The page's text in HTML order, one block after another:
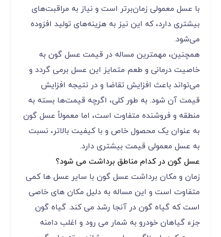
با عسل معمولی زمان‌برتر است و نیاز به مراقبت‌های
بیشتری دارد، که این نیز به هزینه‌های تولید افزوده
می‌شود.
همچنین، مهمترین مساله در قیمت عسل گون به
خاصیت درمانی و طعم متمایز این عسل برمی گردد و
می‌تواند باعث افزایش تقاضا و در نتیجه افزایش
قیمت آن شود. به طور کلی، اگرچه قیمت‌ها بسته به
منطقه و فروشنده متفاوت است، اما معمولاً عسل گون
به عنوان یک محصول خاص و با کیفیت بالاتر، نسبت
به عسل معمولی قیمت بیشتری دارد.
عسل گون در کدام مناطق برداشت می شود؟
زمان و مکان برداشت عسل گون با سایر عسل ها کمی
متفاوت است و این مساله به دلیل مکان های خاصی
است که گیاه گون در آنجا رشد می کند. گیاه گون
جزء گیاهان خودرو به شمار می رود و اغلب دامنه